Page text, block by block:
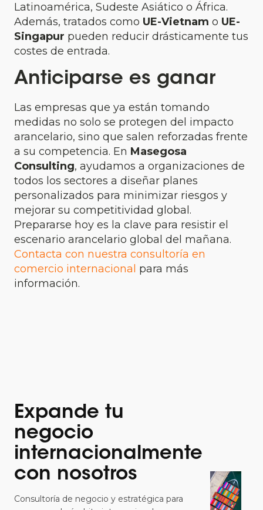
Latinoamérica, Sudeste Asiático o África.
Además, tratados como UE-Vietnam o UE-
Singapur pueden reducir drásticamente tus
costes de entrada.
Anticiparse es ganar
Las empresas que ya están tomando
medidas no solo se protegen del impacto
arancelario, sino que salen reforzadas frente
a su competencia. En Masegosa
Consulting, ayudamos a organizaciones de
todos los sectores a diseñar planes
personalizados para minimizar riesgos y
mejorar su competitividad global.
Prepararse hoy es la clave para resistir el
escenario arancelario global del mañana.
Contacta con nuestra consultoría en
comercio internacional para más
información.
Expande tu
negocio
internacionalmente
con nosotros
Consultoría de negocio y estratégica para